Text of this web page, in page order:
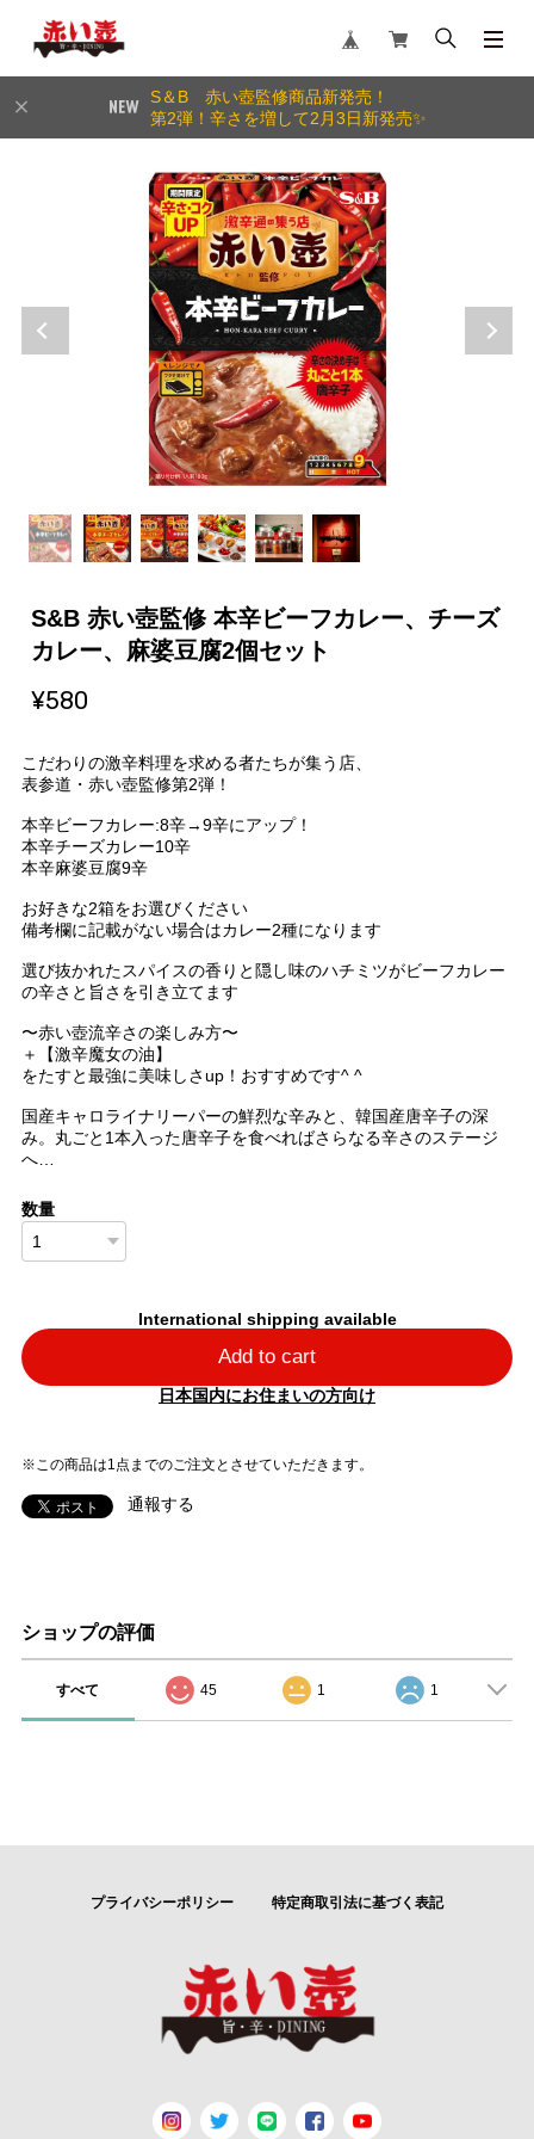
S＆B 赤い壺監修商品新発売！
第2弾！辛さを増して2月3日新発売✨
S&B 赤い壺監修 本辛ビーフカレー、チーズ
カレー、麻婆豆腐2個セット
¥580
こだわりの激辛料理を求める者たちが集う店、
表参道・赤い壺監修第2弾！
本辛ビーフカレー:8辛→9辛にアップ！
本辛チーズカレー10辛
本辛麻婆豆腐9辛
お好きな2箱をお選びください
備考欄に記載がない場合はカレー2種になります
選び抜かれたスパイスの香りと隠し味のハチミツがビーフカレー
の辛さと旨さを引き立てます
〜赤い壺流辛さの楽しみ方〜
＋【激辛魔女の油】
をたすと最強に美味しさup！おすすめです^ ^
国産キャロライナリーパーの鮮烈な辛みと、韓国産唐辛子の深
み。丸ごと1本入った唐辛子を食べればさらなる辛さのステージ
へ…
数量
International shipping available
Add to cart
日本国内にお住まいの方向け
※この商品は1点までのご注文とさせていただきます。
通報する
ショップの評価
すべて 45 1 1
プライバシーポリシー 特定商取引法に基づく表記